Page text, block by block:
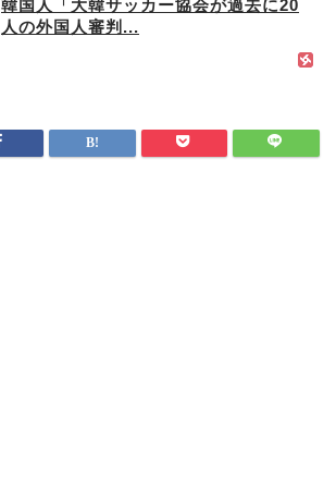
韓国人「大韓サッカー協会が過去に20
人の外国人審判...